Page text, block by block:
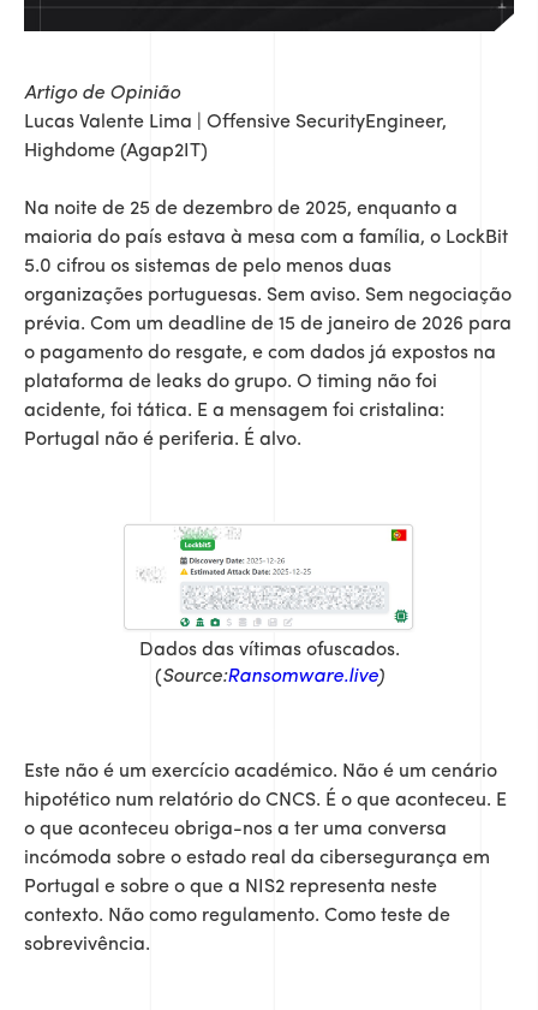
Artigo de Opinião
Lucas Valente Lima | Offensive SecurityEngineer,
Highdome (Agap2IT)
Na noite de 25 de dezembro de 2025, enquanto a
maioria do país estava à mesa com a família, o LockBit
5.0 cifrou os sistemas de pelo menos duas
organizações portuguesas. Sem aviso. Sem negociação
prévia. Com um deadline de 15 de janeiro de 2026 para
o pagamento do resgate, e com dados já expostos na
plataforma de leaks do grupo. O timing não foi
acidente, foi tática. E a mensagem foi cristalina:
Portugal não é periferia. É alvo.
Dados das vítimas ofuscados.
(Source:Ransomware.live)
Este não é um exercício académico. Não é um cenário
hipotético num relatório do CNCS. É o que aconteceu. E
o que aconteceu obriga-nos a ter uma conversa
incómoda sobre o estado real da cibersegurança em
Portugal e sobre o que a NIS2 representa neste
contexto. Não como regulamento. Como teste de
sobrevivência.